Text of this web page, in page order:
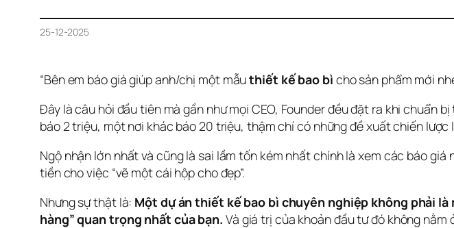
25-12-2025
“Bên em báo giá giúp anh/chị một mẫu thiết kế bao bì cho sản phẩm mới
Đây là câu hỏi đầu tiên mà gần như mọi CEO, Founder đều đặt ra khi chuẩn
báo 2 triệu, một nơi khác báo 20 triệu, thậm chí có những đề xuất chiến
Ngộ nhận lớn nhất và cũng là sai lầm tốn kém nhất chính là xem các báo
tiền cho việc “vẽ một cái hộp cho đẹp”.
Nhưng sự thật là: Một dự án thiết kế bao bì chuyên nghiệp không phải
hàng” quan trọng nhất của bạn. Và giá trị của khoản đầu tư đó không